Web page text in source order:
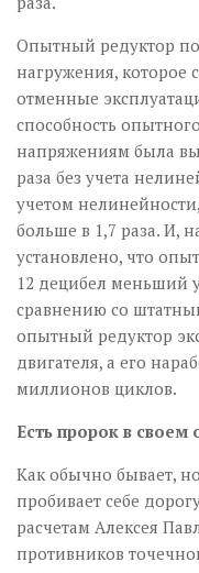
Опытный редуктор
нагружения, которое
отменные
способность
напряжениям была
раза без учета
учетом
больше в 1,7 раза. И,
установлено, что
12 децибел меньший
сравнению со
опытный редуктор
двигателя, а его
миллионов циклов.
Есть пророк в своем
Как обычно бывает,
пробивает себе
расчетам Алексея
противников